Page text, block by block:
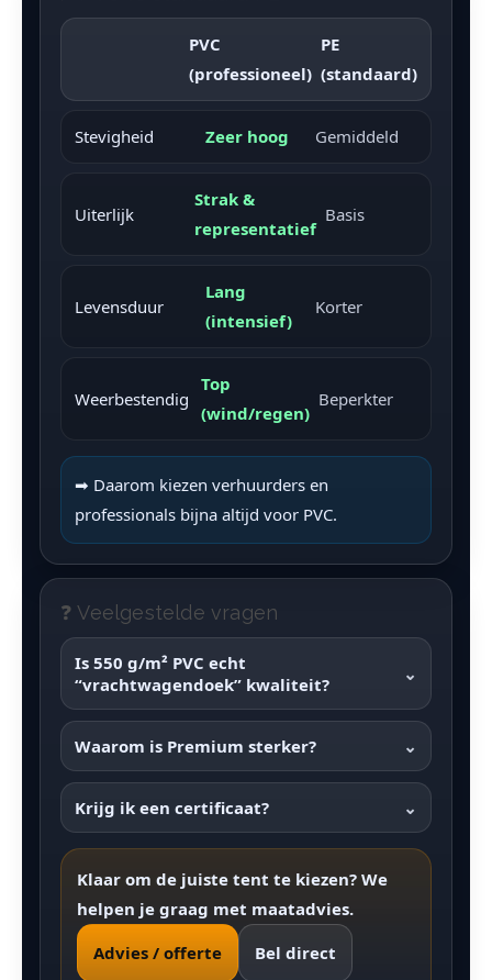
PVC
(professioneel)
PE
(standaard)
Stevigheid Zeer hoog Gemiddeld
Uiterlijk
Strak &
representatief
Basis
Levensduur
Lang
(intensief)
Korter
Weerbestendig
Top
(wind/regen)
Beperkter
➡ Daarom kiezen verhuurders en
professionals bijna altijd voor PVC.
❓ Veelgestelde vragen
Is 550 g/m² PVC echt
“vrachtwagendoek” kwaliteit?
⌄
Waarom is Premium sterker? ⌄
Krijg ik een certificaat? ⌄
Klaar om de juiste tent te kiezen? We
helpen je graag met maatadvies.
Advies / offerte
Bel direct